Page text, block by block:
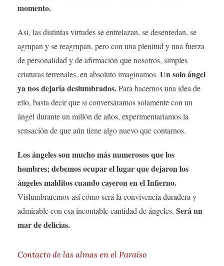
momento.
Así, las distintas virtudes se entrelazan, se desenredan, se
agrupan y se reagrupan, pero con una plenitud y una fuerza
de personalidad y de afirmación que nosotros, simples
criaturas terrenales, en absoluto imaginamos. Un solo ángel
ya nos dejaría deslumbrados.Para hacernos una idea de
ello, basta decir que si conversáramos solamente con un
ángel durante un millón de años, experimentaríamos la
sensación de que aún tiene algo nuevo que contarnos.
Los ángeles son mucho más numerosos que los
hombres; debemos ocupar el lugar que dejaron los
ángeles malditos cuando cayeron en el Infierno.
Vislumbraremos así cómo será la convivencia duradera y
admirable con esa incontable cantidad de ángeles. Será un
mar de delicias.
Contacto de las almas en el Paraíso